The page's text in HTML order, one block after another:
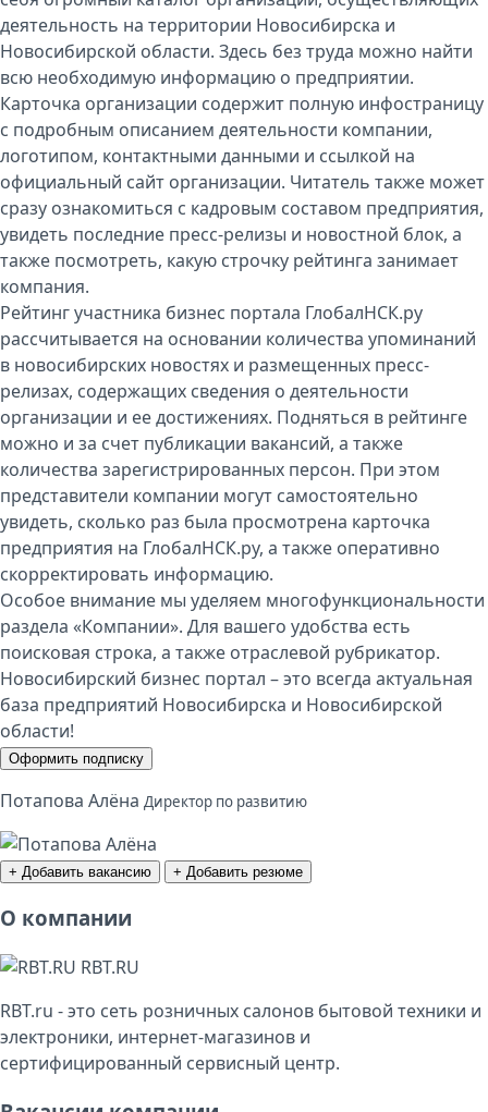
деятельность на территории Новосибирска и
Новосибирской области. Здесь без труда можно найти
всю необходимую информацию о предприятии.
Карточка организации содержит полную инфостраницу
с подробным описанием деятельности компании,
логотипом, контактными данными и ссылкой на
официальный сайт организации. Читатель также может
сразу ознакомиться с кадровым составом предприятия,
увидеть последние пресс-релизы и новостной блок, а
также посмотреть, какую строчку рейтинга занимает
компания.
Рейтинг участника бизнес портала ГлобалНСК.ру
рассчитывается на основании количества упоминаний
в новосибирских новостях и размещенных пресс-
релизах, содержащих сведения о деятельности
организации и ее достижениях. Подняться в рейтинге
можно и за счет публикации вакансий, а также
количества зарегистрированных персон. При этом
представители компании могут самостоятельно
увидеть, сколько раз была просмотрена карточка
предприятия на ГлобалНСК.ру, а также оперативно
скорректировать информацию.
Особое внимание мы уделяем многофункциональности
раздела «Компании». Для вашего удобства есть
поисковая строка, а также отраслевой рубрикатор.
Новосибирский бизнес портал – это всегда актуальная
база предприятий Новосибирска и Новосибирской
области!
Оформить подписку
Потапова Алёна Директор по развитию
+ Добавить вакансию + Добавить резюме
О компании
RBT.RU
RBT.ru - это сеть розничных салонов бытовой техники и
электроники, интернет-магазинов и
сертифицированный сервисный центр.